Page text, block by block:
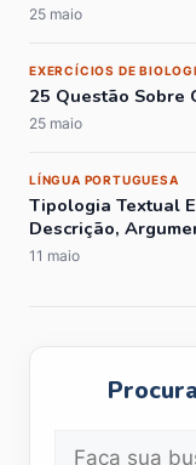
25 maio
EXERCÍCIOS DE
25 Questão Sobre
25 maio
LÍNGUA PORTUGUESA
Tipologia Textual
Descrição,
11 maio